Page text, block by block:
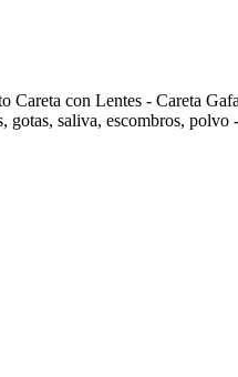
Careta con Lentes - Careta
gotas, saliva, escombros,